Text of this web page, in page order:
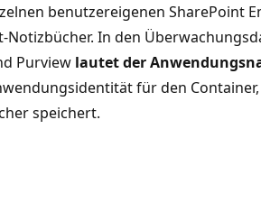
benutzereigenen SharePoint
In den
Purview lautet der
für den
speichert.